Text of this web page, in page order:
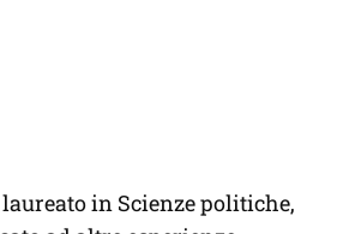
in Scienze politiche,